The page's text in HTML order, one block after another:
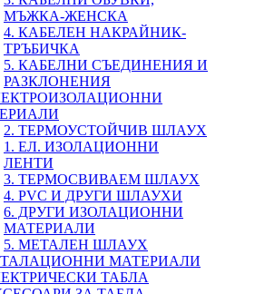
МЪЖКА-ЖЕНСКА
4. КАБЕЛЕН НАКРАЙНИК-
ТРЪБИЧКА
5. КАБЕЛНИ СЪЕДИНЕНИЯ И
РАЗКЛОНЕНИЯ
2. ТЕРМОУСТОЙЧИВ ШЛАУХ
1. ЕЛ. ИЗОЛАЦИОННИ
ЛЕНТИ
3. ТЕРМОСВИВАЕМ ШЛАУХ
4. PVC И ДРУГИ ШЛАУХИ
6. ДРУГИ ИЗОЛАЦИОННИ
МАТЕРИАЛИ
5. МЕТАЛЕН ШЛАУХ
МАТЕРИАЛИ
ТАБЛА